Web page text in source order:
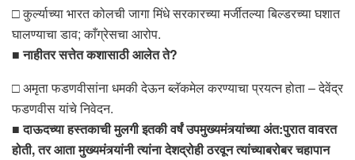
□ कुर्ल्याच्या भारत कोलची जागा मिंधे सरकारच्या मर्जीतल्या बिल्डरच्या घशात
घालण्याचा डाव; काँग्रेसचा आरोप.
■नाहीतर सत्तेत कशासाठी आलेत ते?
□ अमृता फडणवीसांना धमकी देऊन ब्लॅकमेल करण्याचा प्रयत्न होता – देवेंद्र
फडणवीस यांचे निवेदन.
■दाऊदच्या हस्तकाची मुलगी इतकी वर्षं उपमुख्यमंत्र्यांच्या अंत:पुरात वावरत
होती, तर आता मुख्यमंत्र्यांनी त्यांना देशद्रोही ठरवून त्यांच्याबरोबर चहापान